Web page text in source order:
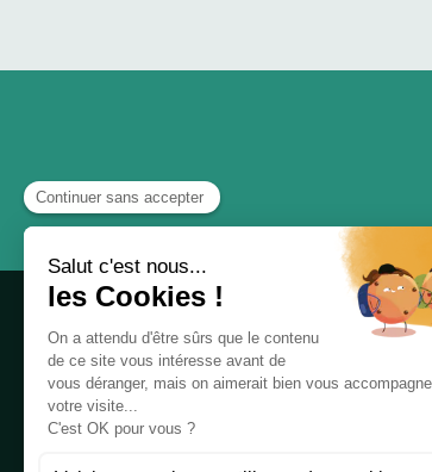
Notre boutique, spécialisée dans la vente de